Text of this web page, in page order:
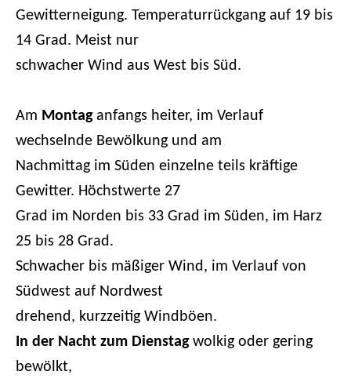
Gewitterneigung. Temperaturrückgang auf 19 bis
14 Grad. Meist nur
schwacher Wind aus West bis Süd.
Am Montaganfangs heiter, im Verlauf
wechselnde Bewölkung und am
Nachmittag im Süden einzelne teils kräftige
Gewitter. Höchstwerte 27
Grad im Norden bis 33 Grad im Süden, im Harz
25 bis 28 Grad.
Schwacher bis mäßiger Wind, im Verlauf von
Südwest auf Nordwest
drehend, kurzzeitig Windböen.
In der Nacht zum Dienstagwolkig oder gering
bewölkt,